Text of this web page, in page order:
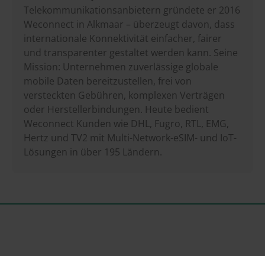
Telekommunikationsanbietern gründete er 2016
Weconnect in Alkmaar – überzeugt davon, dass
internationale Konnektivität einfacher, fairer
und transparenter gestaltet werden kann. Seine
Mission: Unternehmen zuverlässige globale
mobile Daten bereitzustellen, frei von
versteckten Gebühren, komplexen Verträgen
oder Herstellerbindungen. Heute bedient
Weconnect Kunden wie DHL, Fugro, RTL, EMG,
Hertz und TV2 mit Multi-Network-eSIM- und IoT-
Lösungen in über 195 Ländern.